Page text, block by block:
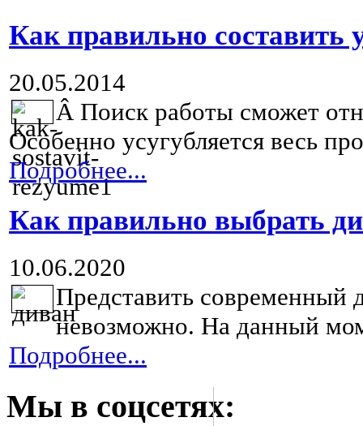
Как правильно составить
20.05.2014
Â Поиск работы сможет
Особенно усугубляется весь
Подробнее...
Как правильно выбрать
10.06.2020
Представить современный
невозможно. На данный
Подробнее...
Мы в соцсетях: